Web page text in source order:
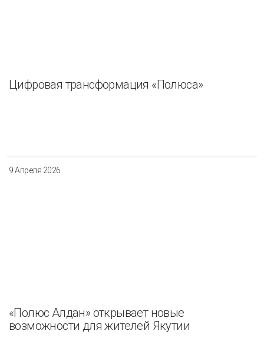
Цифровая трансформация «Полюса»
9 Апреля 2026
«Полюс Алдан» открывает новые
возможности для жителей Якутии